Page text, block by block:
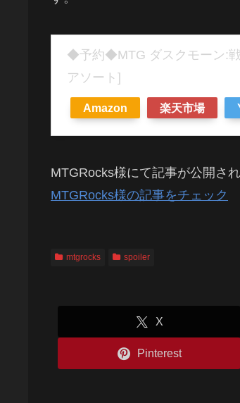
◆予約◆MTG ダスクモーン:
アソート]
Amazon 楽天市場
MTGRocks様にて記事が公開され
MTGRocks様の記事をチェック
mtgrocks spoiler
X
Pinterest